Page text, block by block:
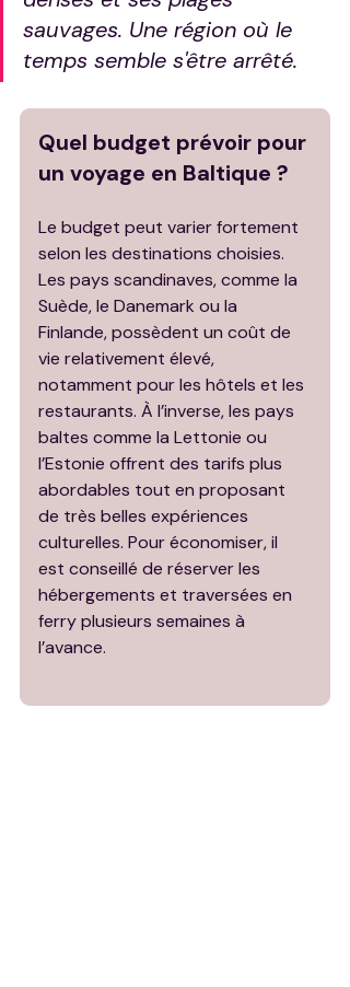
sauvages. Une région où le
temps semble s'être arrêté.
Quel budget prévoir pour
un voyage en Baltique ?
Le budget peut varier fortement
selon les destinations choisies.
Les pays scandinaves, comme la
Suède, le Danemark ou la
Finlande, possèdent un coût de
vie relativement élevé,
notamment pour les hôtels et les
restaurants. À l’inverse, les pays
baltes comme la Lettonie ou
l’Estonie offrent des tarifs plus
abordables tout en proposant
de très belles expériences
culturelles. Pour économiser, il
est conseillé de réserver les
hébergements et traversées en
ferry plusieurs semaines à
l’avance.